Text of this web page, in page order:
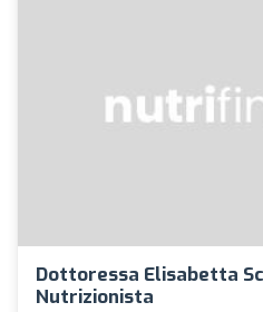
Dottoressa Elisabetta
Nutrizionista